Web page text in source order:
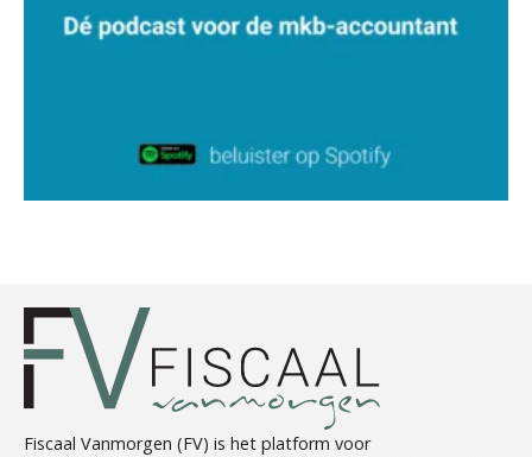
Barry Willemsen
Fiscaal Vanmorgen (FV) is het platform voor